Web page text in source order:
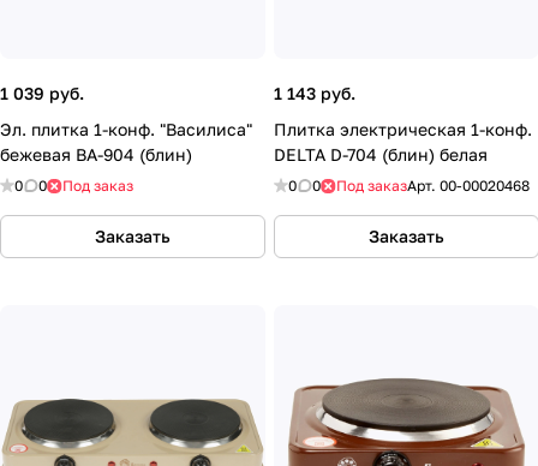
1 039 руб.
Эл. плитка 1-конф. "Василиса"
бежевая ВА-904 (блин)
0 0 Под заказ
Заказать
1 143 руб.
Плитка электрическая 1-конф.
DELTA D-704 (блин) белая
0 0 Под заказАрт. 00-00020468
Заказать